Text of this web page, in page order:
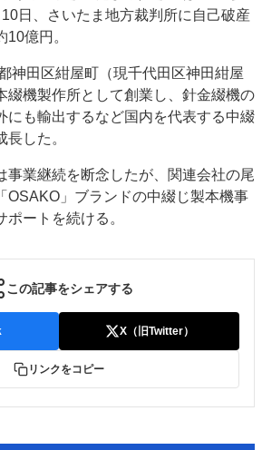
ス ビジネス イベント 信用情報
業界
異動・訃報
で勝負！ ～多様なビジネス・多彩な商材～
中古印刷機・製本機特集
長軌道を描く
日、さいたま地方裁判所に自己破産
億円。
神田区紺屋町（現千代田区神田紺屋
綴機製作所として創業し、針金綴機の
にも輸出するなど国内を代表する中綴
した。
事業継続を断念したが、関連会社の尾
OSAKO」ブランドの中綴じ製本機事
ートを続ける。
この記事をシェアする
X（旧Twitter）
リンクをコピー